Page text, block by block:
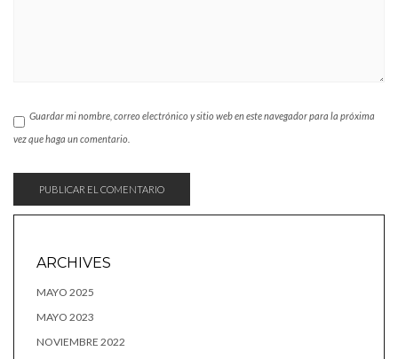
Guardar mi nombre, correo electrónico y sitio web en este navegador para la próxima
vez que haga un comentario.
ARCHIVES
MAYO 2025
MAYO 2023
NOVIEMBRE 2022